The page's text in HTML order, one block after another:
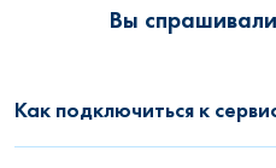
Вы
Как подключиться к